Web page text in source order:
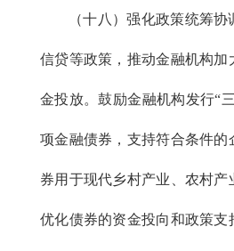
（十八）强化政策统筹协
信贷等政策，推动金融机构加
金投放。鼓励金融机构发行“
项金融债券，支持符合条件的
券用于现代乡村产业、农村
优化债券的资金投向和政策支